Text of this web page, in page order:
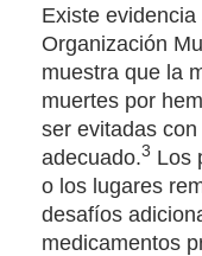
Existe
Organización
muestra que la
muertes por
ser evitadas
adecuado.3 Los
o los lugares
desafíos
medicamentos